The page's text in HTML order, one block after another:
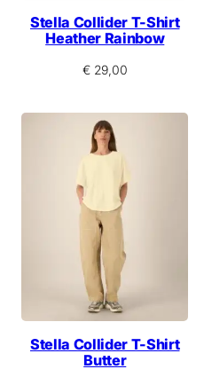
Stella Collider T-Shirt
Heather Rainbow
€29,00
Stella Collider T-Shirt
Butter